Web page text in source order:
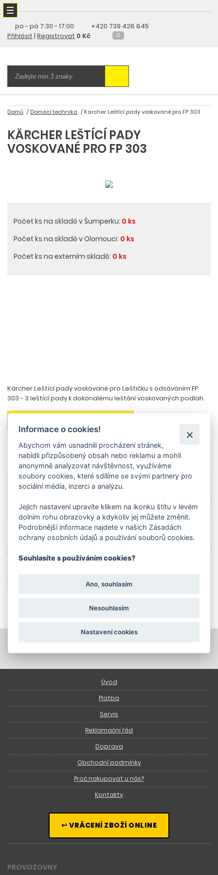
po - pá 7:30 - 17:00
+420 739 428 845
Přihlásit | Registrovat 0 Kč 0
Domů Domácí technika Kärcher Leštící pady voskované pro FP 303
KÄRCHER LEŠTÍCÍ PADY
VOSKOVANÉ PRO FP 303
Počet ks na skladě v Šumperku: 0 ks
Počet ks na skladě v Olomouci: 0 ks
Počet ks na externím skladě: 0 ks
Kärcher Leštící pady voskované pro Leštičku s odsáváním FP
303 - 3 leštící pady k dokonalému leštění voskovaných podlah.
Zeptat se na produkt Ceník dopravy
Více o produktu
Produkt se nachází i v následujících kategoriích
Kärcher Leštící
pady voskované pro FP 303
voskované pro FP 303
Úvod
Platba
Servis
Reklamační řád
Doprava
Obchodní podmínky
Proč nakupovat u nás?
Kontakty
↩ VRÁCENÍ ZBOŽÍ ONLINE
PROVOZOVNY
Informace o cookies!
Abychom vám usnadnili procházení stránek,
nabídli přizpůsobený obsah nebo reklamu a mohli
anonymně analyzovat návštěvnost, využíváme
soubory cookies, které sdílíme se svými partnery pro
sociální média, inzerci a analýzu.
Jejich nastavení upravíte klikem na ikonku štítu v levém
dolním rohu obrazovky a kdykoliv jej můžete změnit.
Podrobnější informace najdete v našich Zásadách
ochrany osobních údajů a používání souborů cookies.
Souhlasíte s používáním cookies?
Ano, souhlasím
Nesouhlasím
Nastavení cookies